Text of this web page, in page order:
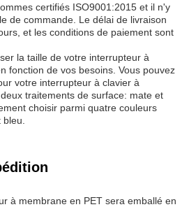
certifiés ISO9001:2015 et il n'y
de commande. Le délai de livraison
et les conditions de paiement sont
la taille de votre interrupteur à
fonction de vos besoins. Vous pouvez
votre interrupteur à clavier à
traitements de surface: mate et
choisir parmi quatre couleurs
à membrane en PET sera emballé en